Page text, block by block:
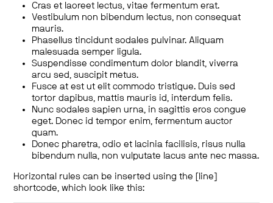
Cras et laoreet lectus, vitae fermentum erat.
Vestibulum non bibendum lectus, non consequat
mauris.
Phasellus tincidunt sodales pulvinar. Aliquam
malesuada semper ligula.
Suspendisse condimentum dolor blandit, viverra
arcu sed, suscipit metus.
Fusce at est ut elit commodo tristique. Duis sed
tortor dapibus, mattis mauris id, interdum felis.
Nunc sodales sapien urna, in sagittis eros congue
eget. Donec id tempor enim, fermentum auctor
quam.
Donec pharetra, odio et lacinia facilisis, risus nulla
bibendum nulla, non vulputate lacus ante nec massa.
Horizontal rules can be inserted using the [line]
shortcode, which look like this: